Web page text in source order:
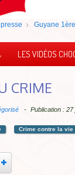
Guyane 1ère
LES VIDÉOS
CRIME
Publication :
Crime contre la vie